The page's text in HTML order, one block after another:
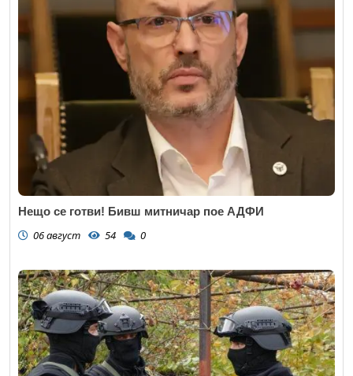
Нещо се готви! Бивш митничар пое АДФИ
06 август 54 0